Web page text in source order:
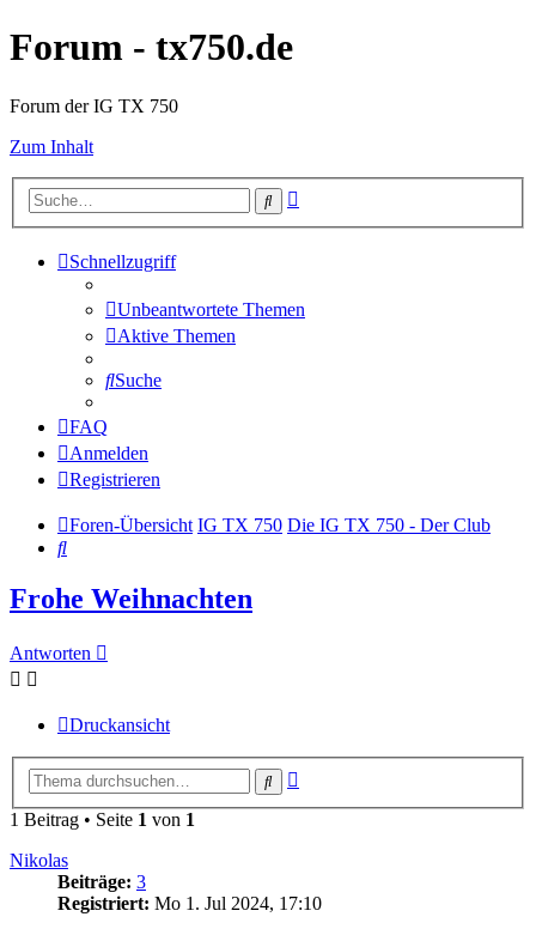
Forum - tx750.de
Forum der IG TX 750
Zum Inhalt
Suche
Schnellzugriff
Unbeantwortete Themen
Aktive Themen
Suche
FAQ
Anmelden
Registrieren
Foren-Übersicht IG TX 750 Die IG TX 750 - Der Club
Suche
Frohe Weihnachten
Antworten
Druckansicht
Suche
1 Beitrag • Seite 1 von 1
Nikolas
Beiträge: 3
Registriert: Mo 1. Jul 2024, 17:10